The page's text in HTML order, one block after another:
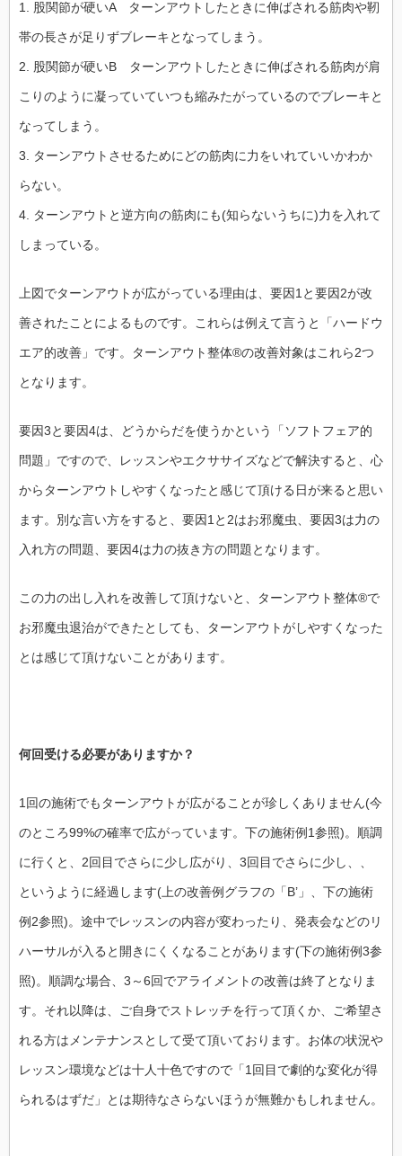
1. 股関節が硬いA ターンアウトしたときに伸ばされる筋肉や靭
帯の長さが足りずブレーキとなってしまう。
2. 股関節が硬いB ターンアウトしたときに伸ばされる筋肉が肩
こりのように凝っていていつも縮みたがっているのでブレーキと
なってしまう。
3. ターンアウトさせるためにどの筋肉に力をいれていいかわか
らない。
4. ターンアウトと逆方向の筋肉にも(知らないうちに)力を入れて
しまっている。
上図でターンアウトが広がっている理由は、要因1と要因2が改
善されたことによるものです。これらは例えて言うと「ハードウ
エア的改善」です。ターンアウト整体®の改善対象はこれら2つ
となります。
要因3と要因4は、どうからだを使うかという「ソフトフェア的
問題」ですので、レッスンやエクササイズなどで解決すると、心
からターンアウトしやすくなったと感じて頂ける日が来ると思い
ます。別な言い方をすると、要因1と2はお邪魔虫、要因3は力の
入れ方の問題、要因4は力の抜き方の問題となります。
この力の出し入れを改善して頂けないと、ターンアウト整体®で
お邪魔虫退治ができたとしても、ターンアウトがしやすくなった
とは感じて頂けないことがあります。
何回受ける必要がありますか？
1回の施術でもターンアウトが広がることが珍しくありません(今
のところ99%の確率で広がっています。下の施術例1参照)。順調
に行くと、2回目でさらに少し広がり、3回目でさらに少し、、
というように経過します(上の改善例グラフの「B’」、下の施術
例2参照)。途中でレッスンの内容が変わったり、発表会などのリ
ハーサルが入ると開きにくくなることがあります(下の施術例3参
照)。順調な場合、3～6回でアライメントの改善は終了となりま
す。それ以降は、ご自身でストレッチを行って頂くか、ご希望さ
れる方はメンテナンスとして受て頂いております。お体の状況や
レッスン環境などは十人十色ですので「1回目で劇的な変化が得
られるはずだ」とは期待なさらないほうが無難かもしれません。